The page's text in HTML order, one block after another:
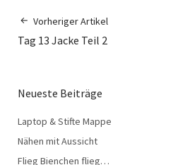
Vorheriger Artikel
Tag 13 Jacke Teil 2
Neueste Beiträge
Laptop & Stifte Mappe
Nähen mit Aussicht
Flieg Bienchen flieg…